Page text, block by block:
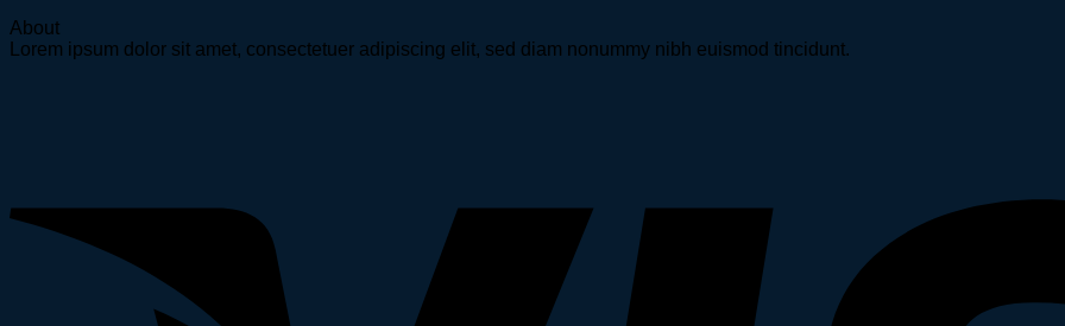
About
Lorem ipsum dolor sit amet, consectetuer adipiscing elit, sed diam nonummy nibh euismod tincidunt.